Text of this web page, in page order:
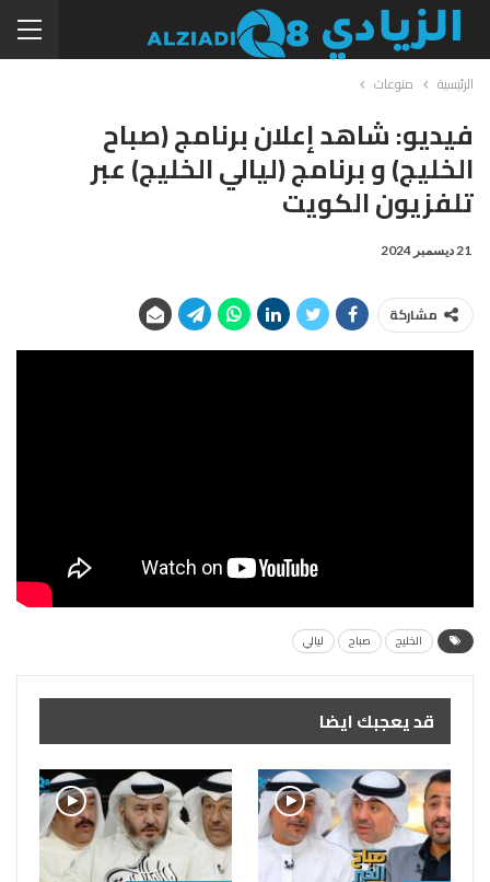
الرئيسية منوعات
فيديو: شاهد إعلان برنامج (صباح
الخليج) و برنامج (ليالي الخليج) عبر
تلفزيون الكويت
21 ديسمبر 2024
مشاركة
الخليج صباح ليالي
قد يعجبك ايضا